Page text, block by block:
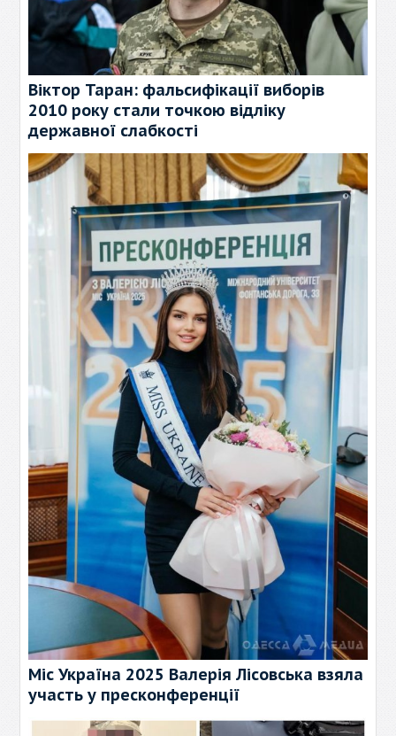
Віктор Таран: фальсифікації виборів
2010 року стали точкою відліку
державної слабкості
Міс Україна 2025 Валерія Лісовська взяла
участь у пресконференції